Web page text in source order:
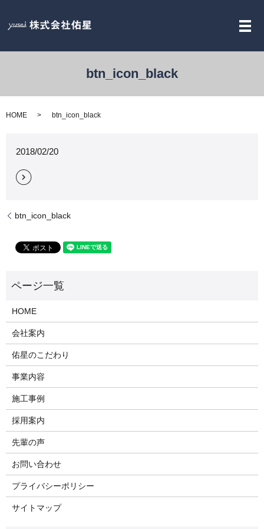
メ
btn_icon_black
HOME btn_icon_black
2018/02/20
btn_icon_black
HOME
会社案内
佑星のこだわり
事業内容
施工事例
採用案内
先輩の声
お問い合わせ
プライバシーポリシー
サイトマップ